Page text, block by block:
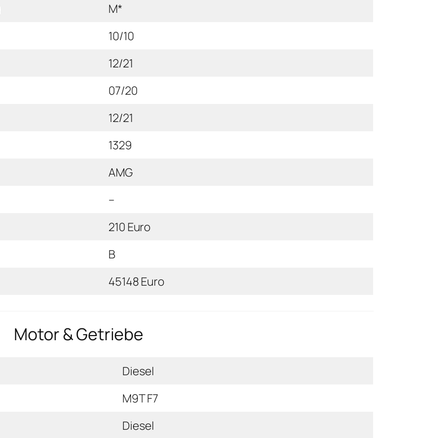
M*
10/10
12/21
07/20
12/21
1329
AMG
–
210 Euro
B
45148 Euro
Motor & Getriebe
Diesel
M9T F7
Diesel